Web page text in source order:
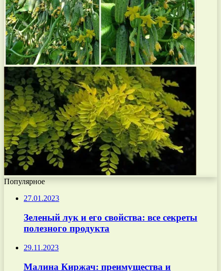
Популярное
27.01.2023
Зеленый лук и его свойства: все секреты
полезного продукта
29.11.2023
Малина Киржач: преимущества и